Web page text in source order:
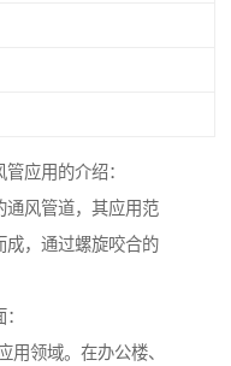
应用的介绍：
通风管道，其应用范
成，通过螺旋咬合的
领域。在办公楼、